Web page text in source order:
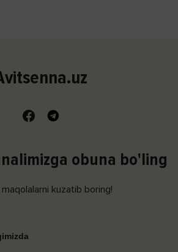
obuna bo'ling
maqolalarni kuzatib boring!